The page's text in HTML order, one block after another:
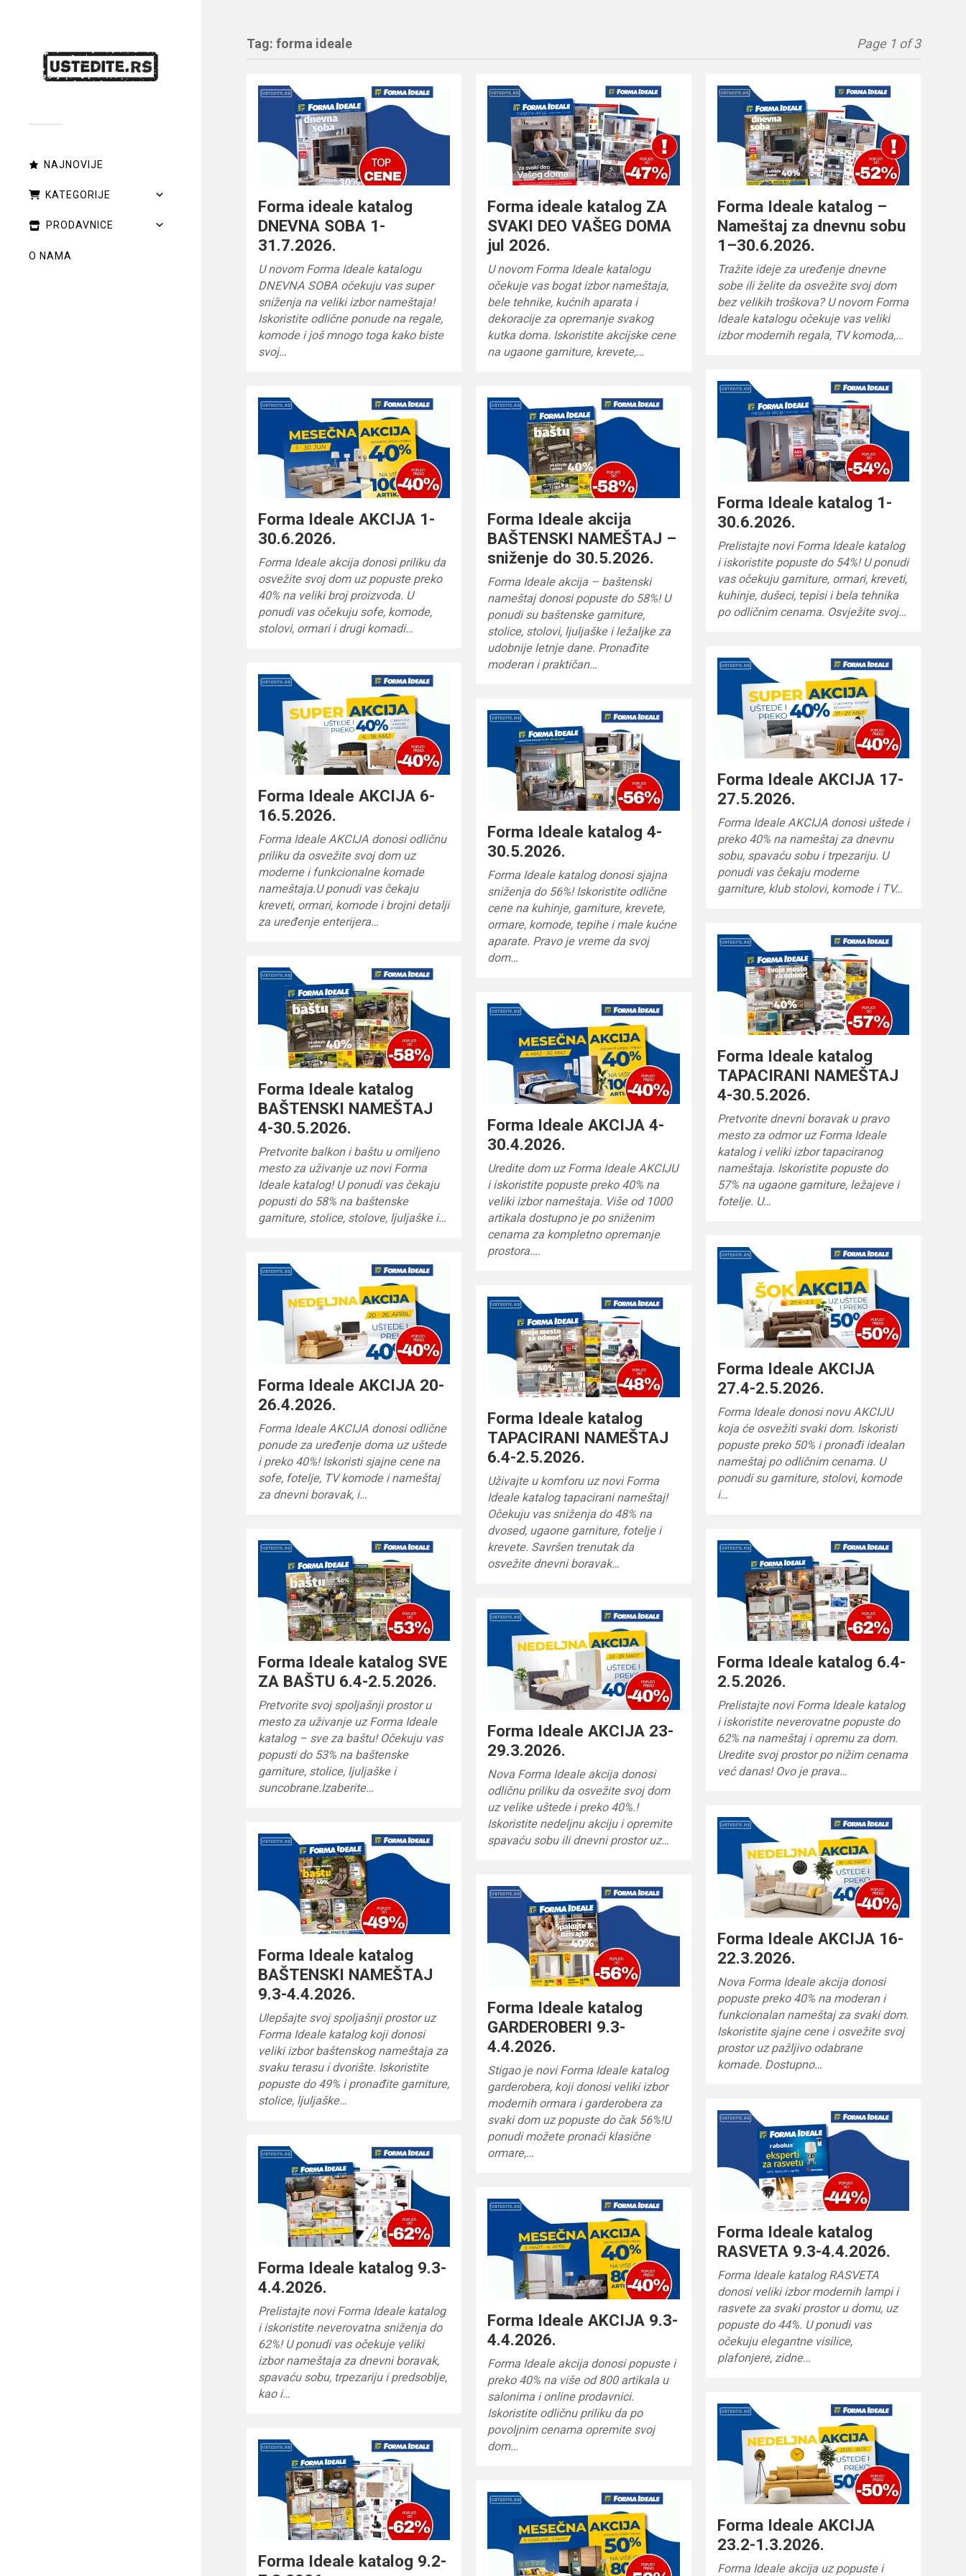
NAJNOVIJE
KATEGORIJE
PRODAVNICE
O NAMA
Tag:forma ideale Page 1 of 3
Forma ideale katalog
DNEVNA SOBA 1-
31.7.2026.
U novom Forma Ideale katalogu
DNEVNA SOBA očekuju vas super
sniženja na veliki izbor nameštaja!
Iskoristite odlične ponude na regale,
komode i još mnogo toga kako biste
svoj…
Forma ideale katalog ZA
SVAKI DEO VAŠEG DOMA
jul 2026.
U novom Forma Ideale katalogu
očekuje vas bogat izbor nameštaja,
bele tehnike, kućnih aparata i
dekoracije za opremanje svakog
kutka doma. Iskoristite akcijske cene
na ugaone garniture, krevete,…
Forma Ideale katalog –
Nameštaj za dnevnu sobu
1–30.6.2026.
Tražite ideje za uređenje dnevne
sobe ili želite da osvežite svoj dom
bez velikih troškova? U novom Forma
Ideale katalogu očekuje vas veliki
izbor modernih regala, TV komoda,…
Forma Ideale katalog 1-
30.6.2026.
Prelistajte novi Forma Ideale katalog
i iskoristite popuste do 54%! U ponudi
vas očekuju garniture, ormari, kreveti,
kuhinje, dušeci, tepisi i bela tehnika
po odličnim cenama. Osvježite svoj…
Forma Ideale AKCIJA 1-
30.6.2026.
Forma Ideale akcija donosi priliku da
osvežite svoj dom uz popuste preko
40% na veliki broj proizvoda. U
ponudi vas očekuju sofe, komode,
stolovi, ormari i drugi komadi…
Forma Ideale akcija
BAŠTENSKI NAMEŠTAJ –
sniženje do 30.5.2026.
Forma Ideale akcija – baštenski
nameštaj donosi popuste do 58%! U
ponudi su baštenske garniture,
stolice, stolovi, ljuljaške i ležaljke za
udobnije letnje dane. Pronađite
moderan i praktičan…
Forma Ideale AKCIJA 17-
27.5.2026.
Forma Ideale AKCIJA donosi uštede i
preko 40% na nameštaj za dnevnu
sobu, spavaću sobu i trpezariju. U
ponudi vas čekaju moderne
garniture, klub stolovi, komode i TV…
Forma Ideale AKCIJA 6-
16.5.2026.
Forma Ideale AKCIJA donosi odličnu
priliku da osvežite svoj dom uz
moderne i funkcionalne komade
nameštaja.U ponudi vas čekaju
kreveti, ormari, komode i brojni detalji
za uređenje enterijera…
Forma Ideale katalog 4-
30.5.2026.
Forma Ideale katalog donosi sjajna
sniženja do 56%! Iskoristite odlične
cene na kuhinje, garniture, krevete,
ormare, komode, tepihe i male kućne
aparate. Pravo je vreme da svoj
dom…
Forma Ideale katalog
TAPACIRANI NAMEŠTAJ
4-30.5.2026.
Pretvorite dnevni boravak u pravo
mesto za odmor uz Forma Ideale
katalog i veliki izbor tapaciranog
nameštaja. Iskoristite popuste do
57% na ugaone garniture, ležajeve i
fotelje. U…
Forma Ideale katalog
BAŠTENSKI NAMEŠTAJ
4-30.5.2026.
Pretvorite balkon i baštu u omiljeno
mesto za uživanje uz novi Forma
Ideale katalog! U ponudi vas čekaju
popusti do 58% na baštenske
garniture, stolice, stolove, ljuljaške i…
Forma Ideale AKCIJA 4-
30.4.2026.
Uredite dom uz Forma Ideale AKCIJU
i iskoristite popuste preko 40% na
veliki izbor nameštaja. Više od 1000
artikala dostupno je po sniženim
cenama za kompletno opremanje
prostora….
Forma Ideale AKCIJA
27.4-2.5.2026.
Forma Ideale donosi novu AKCIJU
koja će osvežiti svaki dom. Iskoristi
popuste preko 50% i pronađi idealan
nameštaj po odličnim cenama. U
ponudi su garniture, stolovi, komode
i…
Forma Ideale AKCIJA 20-
26.4.2026.
Forma Ideale AKCIJA donosi odlične
ponude za uređenje doma uz uštede
i preko 40%! Iskoristi sjajne cene na
sofe, fotelje, TV komode i nameštaj
za dnevni boravak, i…
Forma Ideale katalog
TAPACIRANI NAMEŠTAJ
6.4-2.5.2026.
Uživajte u komforu uz novi Forma
Ideale katalog tapacirani nameštaj!
Očekuju vas sniženja do 48% na
dvosed, ugaone garniture, fotelje i
krevete. Savršen trenutak da
osvežite dnevni boravak…
Forma Ideale katalog SVE
ZA BAŠTU 6.4-2.5.2026.
Pretvorite svoj spoljašnji prostor u
mesto za uživanje uz Forma Ideale
katalog – sve za baštu! Očekuju vas
popusti do 53% na baštenske
garniture, stolice, ljuljaške i
suncobrane.Izaberite…
Forma Ideale katalog 6.4-
2.5.2026.
Prelistajte novi Forma Ideale katalog
i iskoristite neverovatne popuste do
62% na nameštaj i opremu za dom.
Uredite svoj prostor po nižim cenama
već danas! Ovo je prava…
Forma Ideale AKCIJA 23-
29.3.2026.
Nova Forma Ideale akcija donosi
odličnu priliku da osvežite svoj dom
uz velike uštede i preko 40%.!
Iskoristite nedeljnu akciju i opremite
spavaću sobu ili dnevni prostor uz…
Forma Ideale AKCIJA 16-
22.3.2026.
Nova Forma Ideale akcija donosi
popuste preko 40% na moderan i
funkcionalan nameštaj za svaki dom.
Iskoristite sjajne cene i osvežite svoj
prostor uz pažljivo odabrane
komade. Dostupno…
Forma Ideale katalog
BAŠTENSKI NAMEŠTAJ
9.3-4.4.2026.
Ulepšajte svoj spoljašnji prostor uz
Forma Ideale katalog koji donosi
veliki izbor baštenskog nameštaja za
svaku terasu i dvorište. Iskoristite
popuste do 49% i pronađite garniture,
stolice, ljuljaške…
Forma Ideale katalog
GARDEROBERI 9.3-
4.4.2026.
Stigao je novi Forma Ideale katalog
garderobera, koji donosi veliki izbor
modernih ormara i garderobera za
svaki dom uz popuste do čak 56%!U
ponudi možete pronaći klasične
ormare,…
Forma Ideale katalog
RASVETA 9.3-4.4.2026.
Forma Ideale katalog RASVETA
donosi veliki izbor modernih lampi i
rasvete za svaki prostor u domu, uz
popuste do 44%. U ponudi vas
očekuju elegantne visilice,
plafonjere, zidne…
Forma Ideale katalog 9.3-
4.4.2026.
Prelistajte novi Forma Ideale katalog
i iskoristite neverovatna sniženja do
62%! U ponudi vas očekuje veliki
izbor nameštaja za dnevni boravak,
spavaću sobu, trpezariju i predsoblje,
kao i…
Forma Ideale AKCIJA 9.3-
4.4.2026.
Forma Ideale akcija donosi popuste i
preko 40% na više od 800 artikala u
salonima i online prodavnici.
Iskoristite odličnu priliku da po
povoljnim cenama opremite svoj
dom…
Forma Ideale AKCIJA
23.2-1.3.2026.
Forma Ideale akcija uz popuste i
Forma Ideale katalog 9.2-